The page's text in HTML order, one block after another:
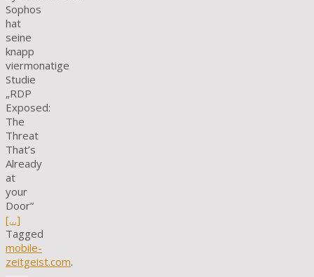
Sophos
hat
seine
knapp
viermonatige
Studie
„RDP
Exposed:
The
Threat
That’s
Already
at
your
Door“
[…]
Tagged
mobile-
zeitgeist.com.